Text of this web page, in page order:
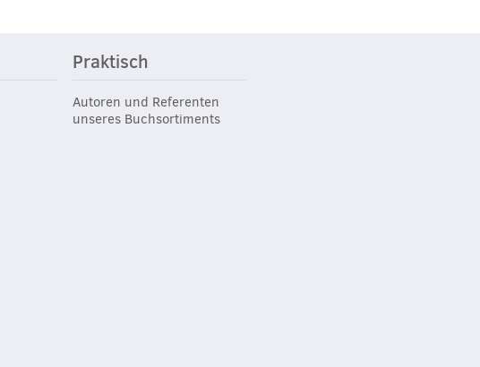
Praktisch
Autoren und Referenten
unseres Buchsortiments